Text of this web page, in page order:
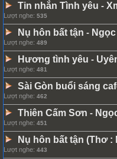
Tin nhắn Tình yêu -
Lượt nghe: 535
Nụ hôn bất tận -
Lượt nghe: 489
Hương tình yêu -
Lượt nghe: 481
Sài Gòn buổi sáng
Lượt nghe: 462
Thiên Cấm Sơn -
Lượt nghe: 451
Nụ hôn bất tận (Thơ
Lượt nghe: 443